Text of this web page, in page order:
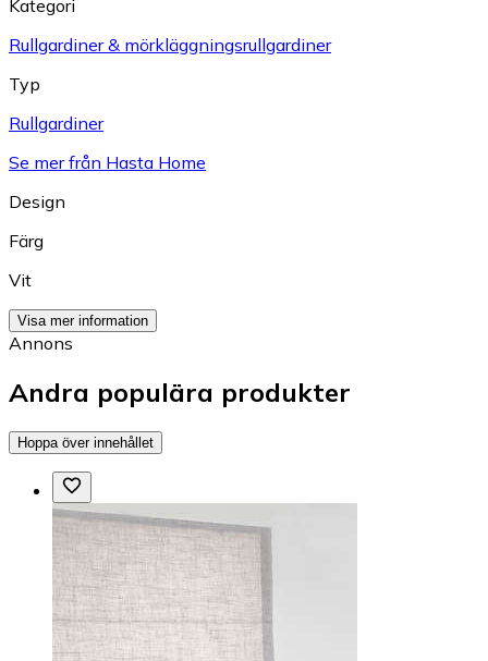
Kategori
Rullgardiner & mörkläggningsrullgardiner
Typ
Rullgardiner
Se mer från Hasta Home
Design
Färg
Vit
Visa mer information
Annons
Andra populära produkter
Hoppa över innehållet